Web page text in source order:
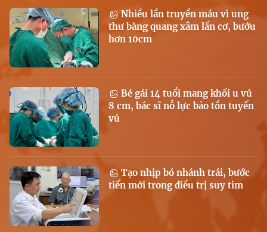
Nhiều lần truyền máu vì ung
thư bàng quang xâm lấn cơ, bướu
hơn 10cm
Bé gái 14 tuổi mang khối u vú
8 cm, bác sĩ nỗ lực bảo tồn tuyến
vú
Tạo nhịp bó nhánh trái, bước
tiến mới trong điều trị suy tim